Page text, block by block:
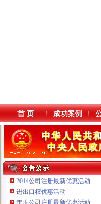
首 页 成功案例
2014公司注册最新优惠活动
进出口权优惠活动
年度公司注册最新优惠活动